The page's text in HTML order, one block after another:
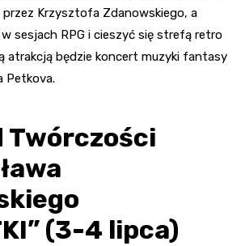
Krzysztofa Zdanowskiego, a
sesjach RPG i cieszyć się strefą retro
atrakcją będzie koncert muzyki fantasy
Petkova.
Twórczości
(3-4 lipca)